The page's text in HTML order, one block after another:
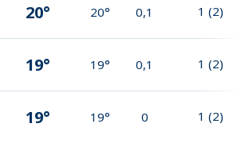
20° 20° 0,1 1 (2)
19° 19° 0,1 1 (2)
19° 19° 0 1 (2)